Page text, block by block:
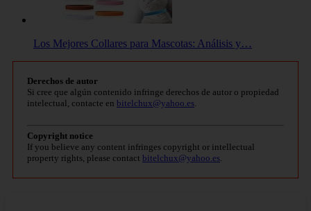
Los Mejores Collares para Mascotas: Análisis y…
Derechos de autor
Si cree que algún contenido infringe derechos de autor o propiedad
intelectual, contacte en bitelchux@yahoo.es.
Copyright notice
If you believe any content infringes copyright or intellectual
property rights, please contact bitelchux@yahoo.es.